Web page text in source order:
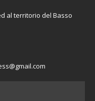
al territorio del Basso